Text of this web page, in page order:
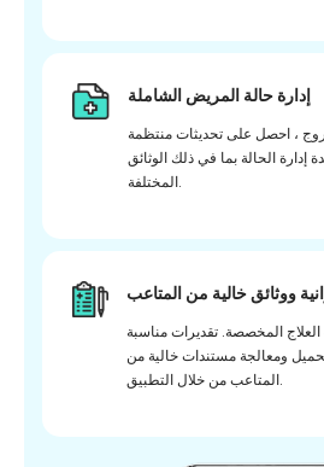
إدارة حالة المريض الشاملة
، احصل على تحديثات منتظمة
إدارة الحالة بما في ذلك الوثائق
المختلفة.
ووثائق خالية من المتاعب
المخصصة. تقديرات مناسبة
تحميل ومعالجة مستندات خالية من
المتاعب من خلال التطبيق.